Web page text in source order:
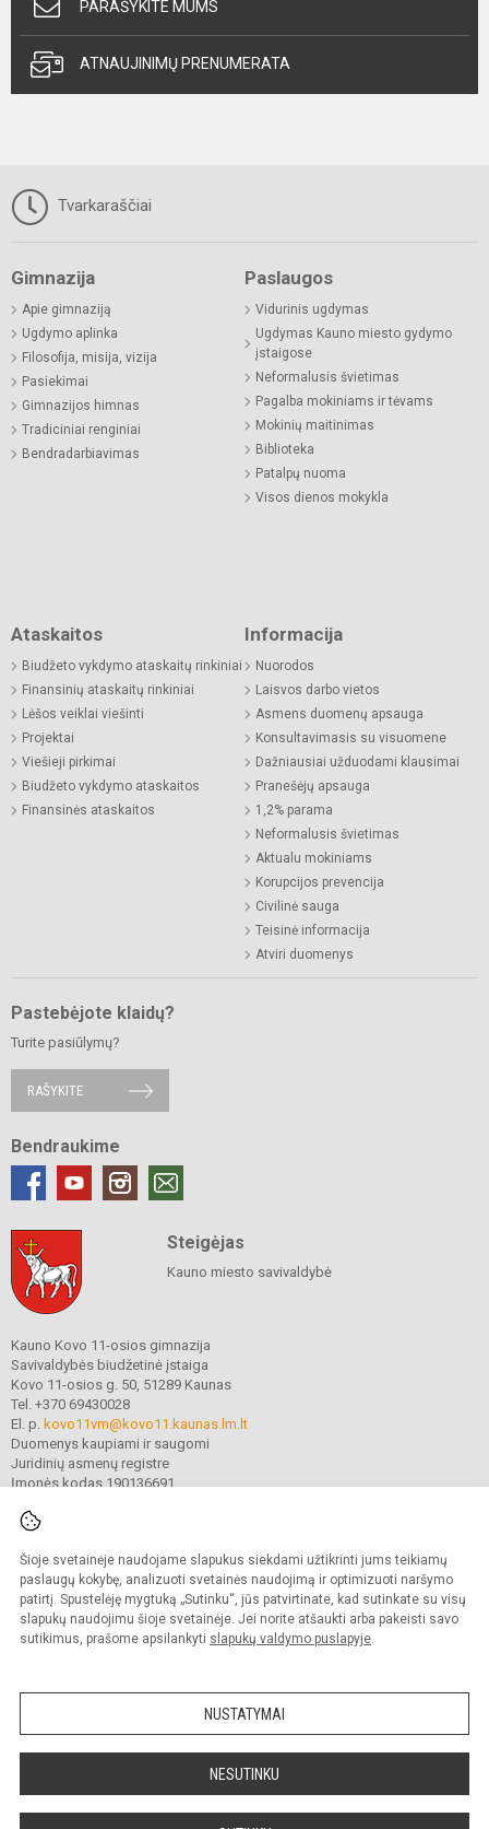
Šioje svetainėje naudojame slapukus siekdami užtikrinti jums teikiamų
paslaugų kokybę, analizuoti svetainės naudojimą ir optimizuoti naršymo
patirtį. Spustelėję mygtuką „Sutinku“, jūs patvirtinate, kad sutinkate su visų
slapukų naudojimu šioje svetainėje. Jei norite atšaukti arba pakeisti savo
sutikimus, prašome apsilankyti slapukų valdymo puslapyje.
NUSTATYMAI
NESUTINKU
PARAŠYKITE MUMS
ATNAUJINIMŲ PRENUMERATA
Tvarkaraščiai
Gimnazija
Apie gimnaziją
Ugdymo aplinka
Filosofija, misija, vizija
Pasiekimai
Gimnazijos himnas
Tradiciniai renginiai
Bendradarbiavimas
Paslaugos
Vidurinis ugdymas
Ugdymas Kauno miesto gydymo
įstaigose
Neformalusis švietimas
Pagalba mokiniams ir tėvams
Mokinių maitinimas
Biblioteka
Patalpų nuoma
Visos dienos mokykla
Ataskaitos
Biudžeto vykdymo ataskaitų rinkiniai
Finansinių ataskaitų rinkiniai
Lėšos veiklai viešinti
Projektai
Viešieji pirkimai
Biudžeto vykdymo ataskaitos
Finansinės ataskaitos
Informacija
Nuorodos
Laisvos darbo vietos
Asmens duomenų apsauga
Konsultavimasis su visuomene
Dažniausiai užduodami klausimai
Pranešėjų apsauga
1,2% parama
Neformalusis švietimas
Aktualu mokiniams
Korupcijos prevencija
Civilinė sauga
Teisinė informacija
Atviri duomenys
Pastebėjote klaidų?
Turite pasiūlymų?
RAŠYKITE
Bendraukime
Steigėjas
Kauno miesto savivaldybė
Kauno Kovo 11-osios gimnazija
Savivaldybės biudžetinė įstaiga
Kovo 11-osios g. 50, 51289 Kaunas
Tel. +370 69430028
El. p. kovo11vm@kovo11.kaunas.lm.lt
Duomenys kaupiami ir saugomi
Juridinių asmenų registre
Įmonės kodas 190136691
© 2021. Kauno Kovo 11-osios gimnazija. Visos teisės saugomos.
Kopijuoti turinį be raštiško gimnazijos sutikimo griežtai draudžiama.
Prieinamumo paraiška Slapukų valdymas
Sumanus būdas atnaujinti